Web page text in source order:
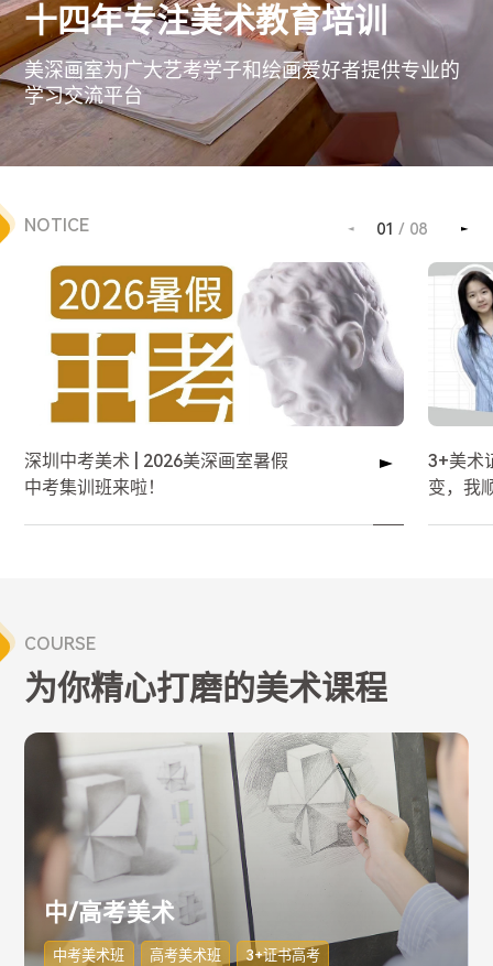
十四年专注美术教育培训
美深画室为广大艺考学子和绘画爱好者提供专业的
学习交流平台
NOTICE 01 / 08
深圳中考美术 | 2026美深画室暑假
中考集训班来啦！
3+美术
变，我
COURSE
为你精心打磨的美术课程
中/高考美术
中考美术班 高考美术班 3+证书高考